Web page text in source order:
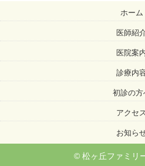
ホーム
医師紹
医院案
診療内
初診の方
アクセス
お知ら
© 松ヶ丘ファミリ